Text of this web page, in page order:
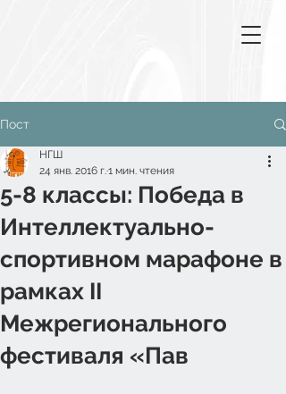
Пост
5-8 классы: Победа в
Интеллектуально-
спортивном марафоне в
рамках II
Межрегионального
фестиваля «Пав
НГШ
24 янв. 2016 г.1 мин. чтения